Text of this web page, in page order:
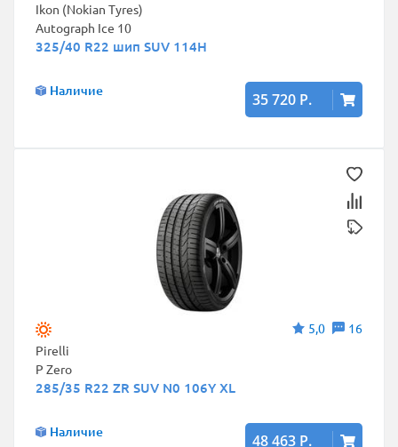
Ikon (Nokian Tyres)
Autograph Ice 10
325/40 R22 шип SUV 114H
Наличие 35 720 Р.
5,0
16
Pirelli
P Zero
285/35 R22 ZR SUV N0 106Y XL
Наличие 48 463 Р.